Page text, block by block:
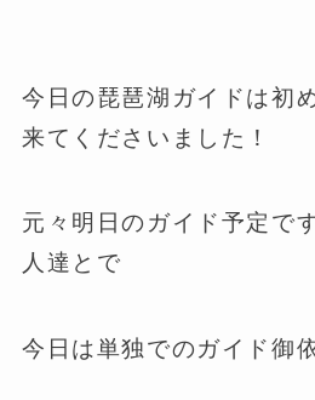
今日の琵琶湖ガイドは初
来てくださいました！
元々明日のガイド予定で
人達とで
今日は単独でのガイド御